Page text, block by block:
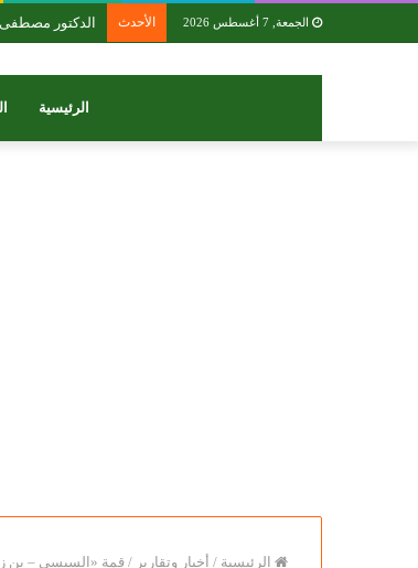
الجمعة, 7 أغسطس 2026 الأحدث الدكتور
الرئيسية
الرئيسية / أخبار وتقارير /قمة «السيسي – بن